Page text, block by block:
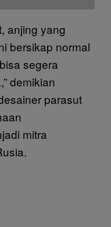
anjing yang
bersikap normal
segera
demikian
parasut
mitra